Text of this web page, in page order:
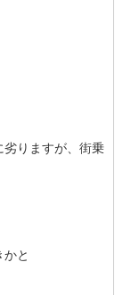
劣りますが、街乗
と